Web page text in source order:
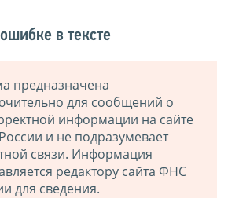
в тексте
предназначена
для сообщений о
информации на сайте
и не подразумевает
связи. Информация
редактору сайта ФНС
для сведения.